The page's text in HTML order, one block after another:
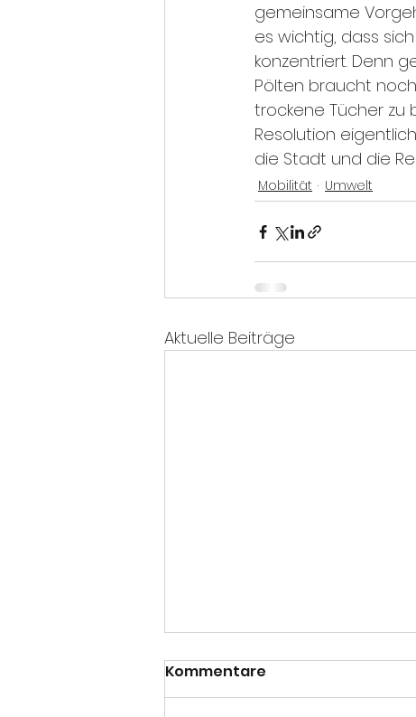
gemeinsame
es wichtig, dass
konzentriert. Denn
Pölten braucht
trockene Tücher zu
Resolution
die Stadt und die
Mobilität Umwelt
Aktuelle Beiträge
Kommentare